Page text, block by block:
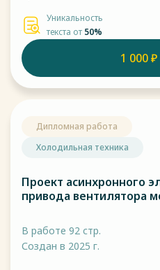
Уникальность
текста от 50%
1 000 ₽
Дипломная работа
Холодильная техника
Проект асинхронного
привода вентилятора модуля
В работе 92 стр.
Создан в 2025 г.